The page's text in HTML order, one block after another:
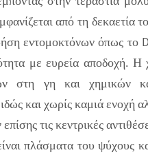
από τη δεκαετία
εντομοκτόνων όπως το
με ευρεία αποδοχή.
στη γη και χημικών
και χωρίς καμιά ενοχή
τις κεντρικές
πλάσματα του ψύχους